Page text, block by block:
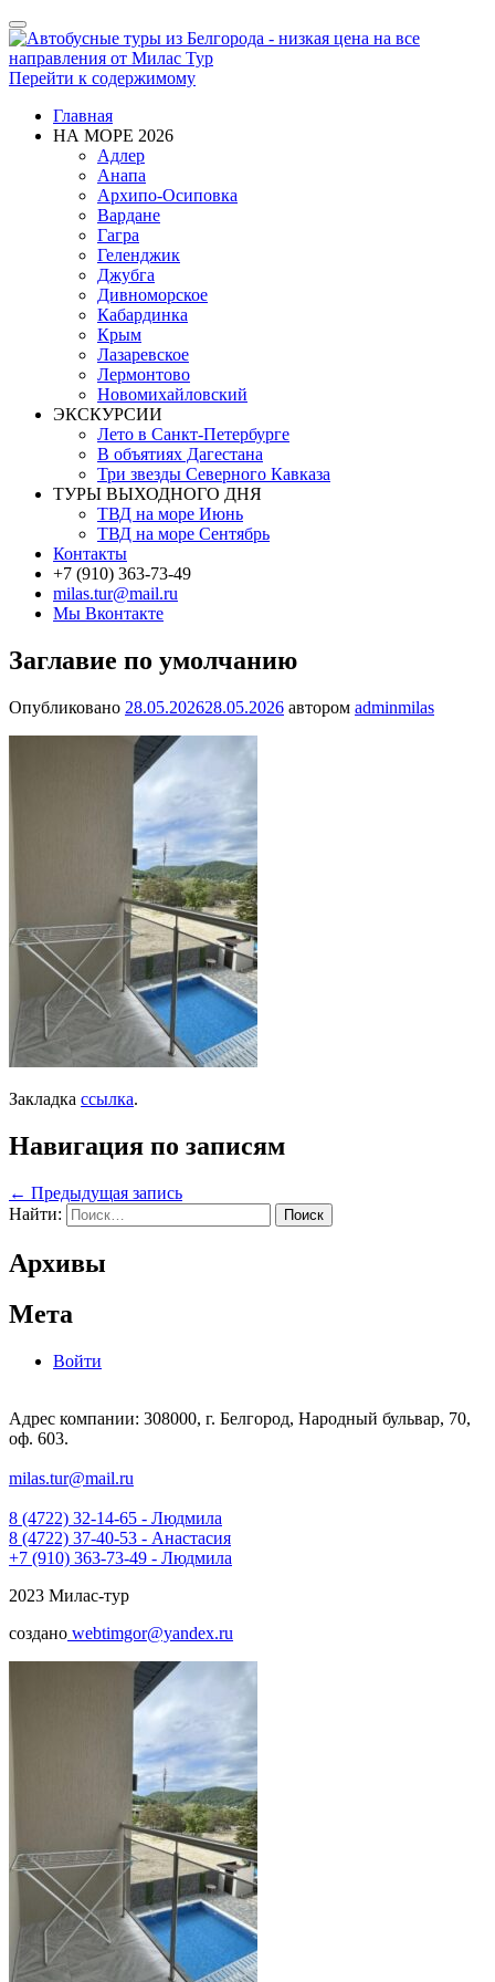
Показать/
Скрыть
навигацию
Перейти к содержимому
Главная
НА МОРЕ 2026
Адлер
Анапа
Архипо-Осиповка
Вардане
Гагра
Геленджик
Джубга
Дивноморское
Кабардинка
Крым
Лазаревское
Лермонтово
Новомихайловский
ЭКСКУРСИИ
Лето в Санкт-Петербурге
В объятиях Дагестана
Три звезды Северного Кавказа
ТУРЫ ВЫХОДНОГО ДНЯ
ТВД на море Июнь
ТВД на море Сентябрь
Контакты
+7 (910) 363-73-49
milas.tur@mail.ru
Мы Вконтакте
Заглавие по умолчанию
Опубликовано 28.05.202628.05.2026 автором adminmilas
Закладка ссылка.
Навигация по записям
← Предыдущая запись
Найти:
Архивы
Мета
Войти
Адрес компании: 308000, г. Белгород, Народный бульвар, 70,
оф. 603.
milas.tur@mail.ru
8 (4722) 32-14-65 - Людмила
8 (4722) 37-40-53 - Анастасия
+7 (910) 363-73-49 - Людмила
2023 Милас-тур
создано webtimgor@yandex.ru